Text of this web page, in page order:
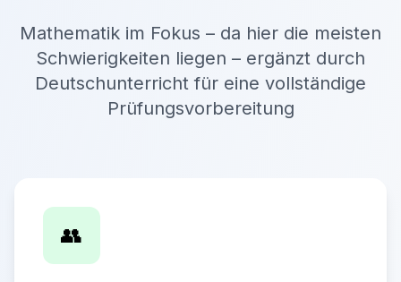
Mathematik im Fokus – da hier die meisten
Schwierigkeiten liegen – ergänzt durch
Deutschunterricht für eine vollständige
Prüfungsvorbereitung
👥